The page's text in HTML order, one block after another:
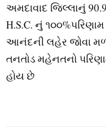
અમદાવાદ જિલ્લાનું
H.S.C. નું
આનંદની લહેર જોવા
તનતોડ મહેનતનો
હોય છે